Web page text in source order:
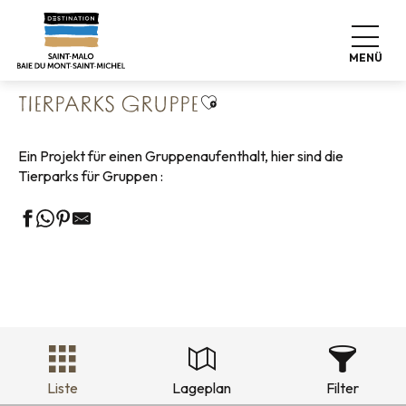
contenu
MENÜ
Startseite
Tierparks Gruppe
TIERPARKS GRUPPEAjouter aux favoris
Ein Projekt für einen Gruppenaufenthalt, hier sind die
Tierparks für Gruppen :
Liste Lageplan Filter